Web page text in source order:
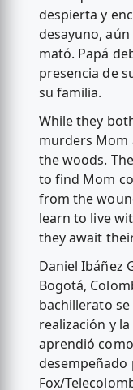
despierta y
desayuno,
mató. Papá
presencia de
su familia.
While they
murders Mom
the woods.
to find Mom
from the
learn to live
they await
Daniel Ibáñez
Bogotá,
bachillerato
realización y
aprendió
Fox/